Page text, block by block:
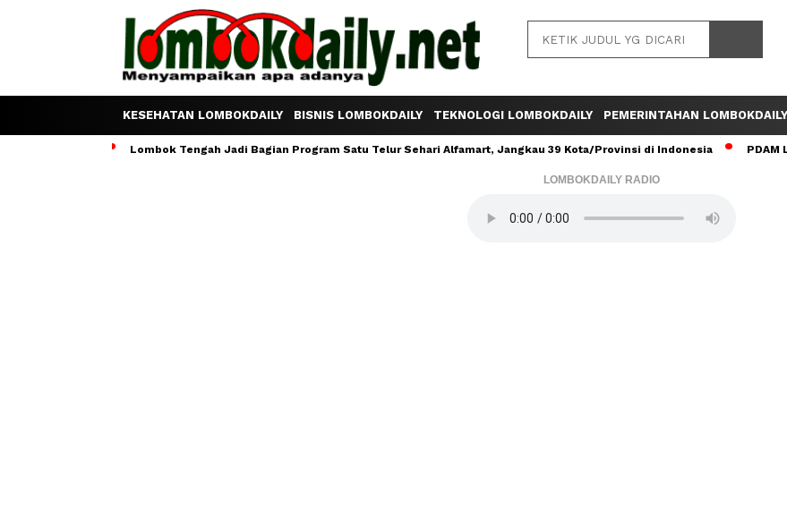
KESEHATAN LOMBOKDAILY BISNIS LOMBOKDAILY TEKNOLOGI LOMBOKDAILY PEMERINTAHAN LOMBOKDAILY
Lombok Tengah Jadi Bagian Program Satu Telur Sehari Alfamart, Jangkau 39 Kota/Provinsi di Indonesia PDAM
LOMBOKDAILY RADIO